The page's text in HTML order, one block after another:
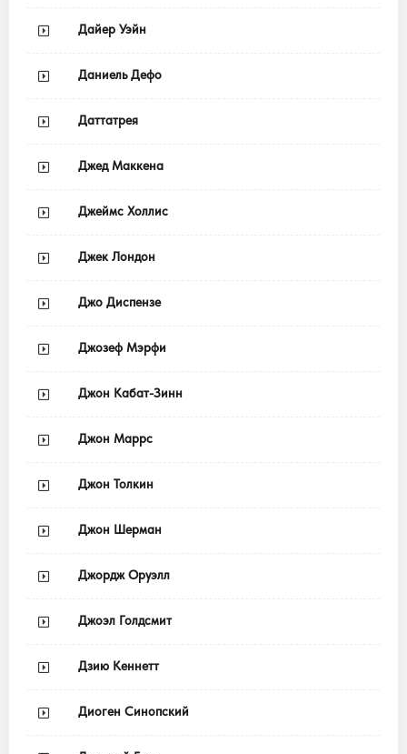
Дайер Уэйн
Даниель Дефо
Даттатрея
Джед Маккена
Джеймс Холлис
Джек Лондон
Джо Диспензе
Джозеф Мэрфи
Джон Кабат-Зинн
Джон Маррс
Джон Толкин
Джон Шерман
Джордж Оруэлл
Джоэл Голдсмит
Дзию Кеннетт
Диоген Синопский